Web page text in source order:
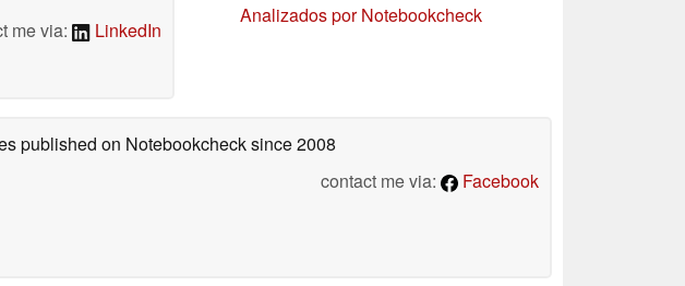
Analizados por Notebookcheck
me via:
LinkedIn
published on Notebookchecksince 2008
contact me via:
Facebook